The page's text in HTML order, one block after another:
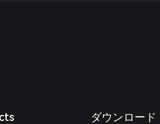
ダウンロード